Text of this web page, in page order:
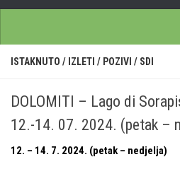
Kontakt
Plan izleta Sekcije društvenih izleta
Početna
Opća planinarska škola 9. 3. – 17. 5.
Često postavljana pitanja
Visokogorska škola
ISTAKNUTO / IZLETI / POZIVI / SDI
DOLOMITI – Lago di
12.-14. 07. 2024. (petak –
12. – 14. 7. 2024. (petak – nedjelja)